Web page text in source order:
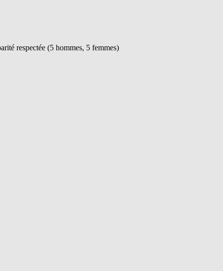
respectée (5 hommes, 5 femmes)